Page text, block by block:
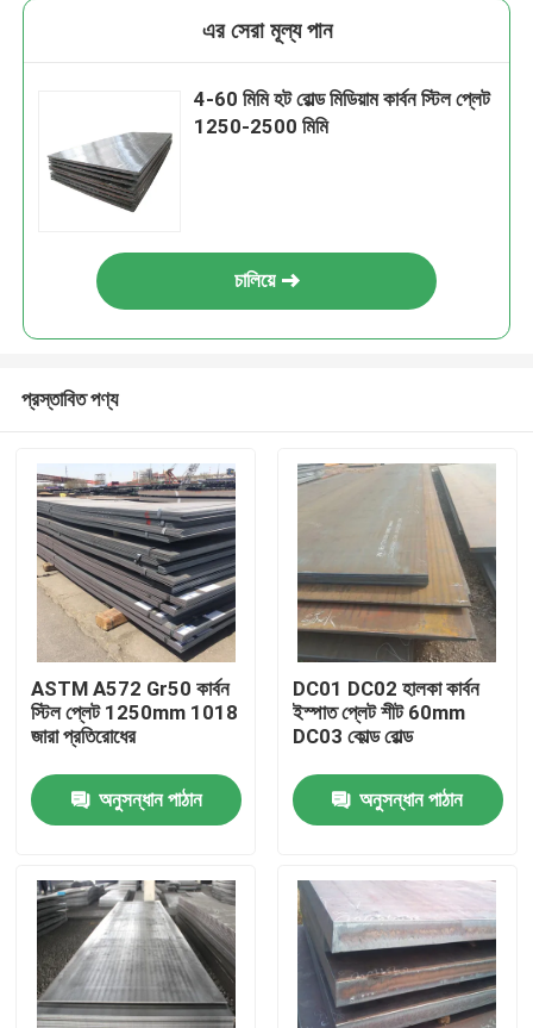
পণ্য
আমাদের সম্পর্কে
এর সেরা মূল্য পান
4-60 মিমি হট রোল্ড মিডিয়াম কার্বন স্টিল প্লেট
1250-2500 মিমি
চালিয়ে
প্রস্তাবিত পণ্য
ASTM A572 Gr50 কার্বন
স্টিল প্লেট 1250mm 1018
জারা প্রতিরোধের
অনুসন্ধান পাঠান
DC01 DC02 হালকা কার্বন
ইস্পাত প্লেট শীট 60mm
DC03 কোল্ড রোল্ড
অনুসন্ধান পাঠান